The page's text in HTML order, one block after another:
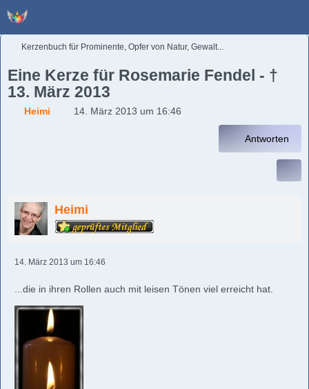
Kerzenbuch für Prominente, Opfer von Natur, Gewalt...
Eine Kerze für Rosemarie Fendel - †
13. März 2013
Heimi 14. März 2013 um 16:46
Antworten
Heimi
14. März 2013 um 16:46
...die in ihren Rollen auch mit leisen Tönen viel erreicht hat.